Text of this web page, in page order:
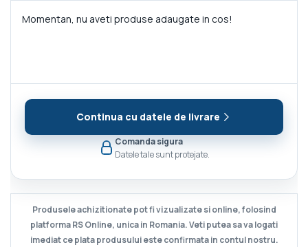
Momentan, nu aveti produse adaugate in cos!
Comanda sigura
Datele tale sunt protejate.
Continua cu datele de livrare
Produsele achizitionate pot fi vizualizate si online, folosind
platforma RS Online, unica in Romania. Veti putea sa va logati
imediat ce plata produsului este confirmata in contul nostru.